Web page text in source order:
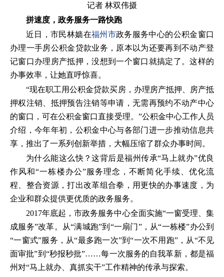
记者 林双伟摄
拼速度，政务服务一路快跑
近日，市民林嫱在福州市政务服务中心的公积金窗口
办理一手房公积金贷款业务，原本以为还要再到不动产登
记窗口办理房产抵押，没想到一个窗口就搞定了。这样的
办事效率，让她直呼惊喜。
“现在职工用公积金贷款买房，办理房产抵押、房产抵
押权注销、抵押预告注销等申请，无需再预约不动产中心
的窗口，可在公积金窗口直接受理。”公积金中心工作人员
介绍，今年年初，公积金中心与各部门进一步推动信息共
享，推出了一系列创新举措，大幅压缩了群众办事时间。
为什么能这么快？这背后是福州传承“马上就办”优良
作风和“一栋楼办公”服务理念，不断简化手续、优化流
程、整合资源，打出改革组合拳，用更快的办事速度，为
企业和群众提供更优质的政务服务。
2017年底起，市政务服务中心全面实施“一窗受理、集
成服务”改革。从“满城跑”到“一扇门”，从“一栋楼”办公到
“一窗式”服务，从“最多跑一次”到“一次不用跑”，从“不见
面审批”到“秒报秒批”……每一次服务的自我革新，都是福
州对“马上就办、真抓实干”工作精神的传承与探索。